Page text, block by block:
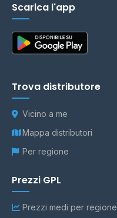
Scarica l'app
Trova distributore
Vicino a me
Mappa distributori
Per regione
Prezzi GPL
Prezzi medi per regione